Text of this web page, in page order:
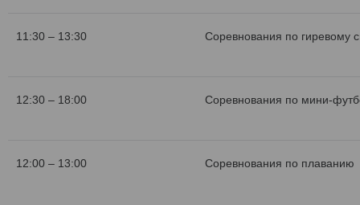
11:30 – 13:30 Соревнования по гиревому
12:30 – 18:00 Соревнования по мини-
12:00 – 13:00 Соревнования по плаванию